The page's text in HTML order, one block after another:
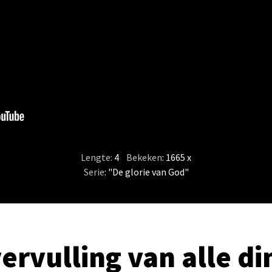
Lengte: 4 Bekeken: 1665 x
Serie: "De glorie van God"
van alle